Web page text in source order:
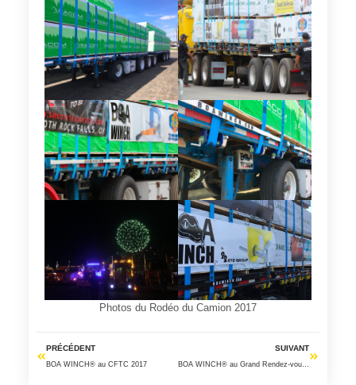
Photos du Rodéo du Camion 2017
PRÉCÉDENT
BOA WINCH® au CFTC 2017
SUIVANT
BOA WINCH® au Grand Rendez-vous santé et sécurité du travail à Montréal 2017